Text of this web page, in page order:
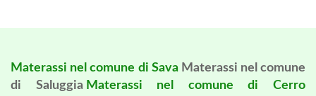
Materassi nel comune di Sava Materassi nel comune
di Saluggia Materassi nel comune di Cerro